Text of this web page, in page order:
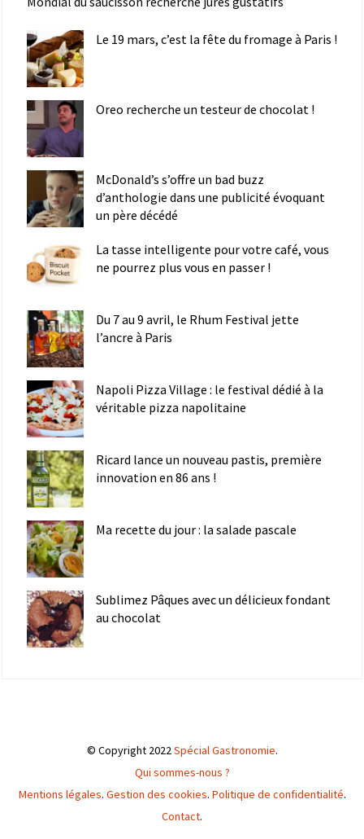
Le 19 mars, c’est la fête du fromage à Paris !
Oreo recherche un testeur de chocolat !
McDonald’s s’offre un bad buzz
d’anthologie dans une publicité évoquant
un père décédé
La tasse intelligente pour votre café, vous
ne pourrez plus vous en passer !
Du 7 au 9 avril, le Rhum Festival jette
l’ancre à Paris
Napoli Pizza Village : le festival dédié à la
véritable pizza napolitaine
Ricard lance un nouveau pastis, première
innovation en 86 ans !
Ma recette du jour : la salade pascale
Sublimez Pâques avec un délicieux fondant
au chocolat
© Copyright 2022Spécial Gastronomie.
Qui sommes-nous ?
Mentions légales. Gestion des cookies. Politique de confidentialité.
Contact.